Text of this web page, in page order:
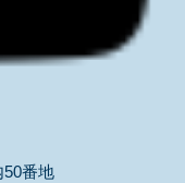
50番地